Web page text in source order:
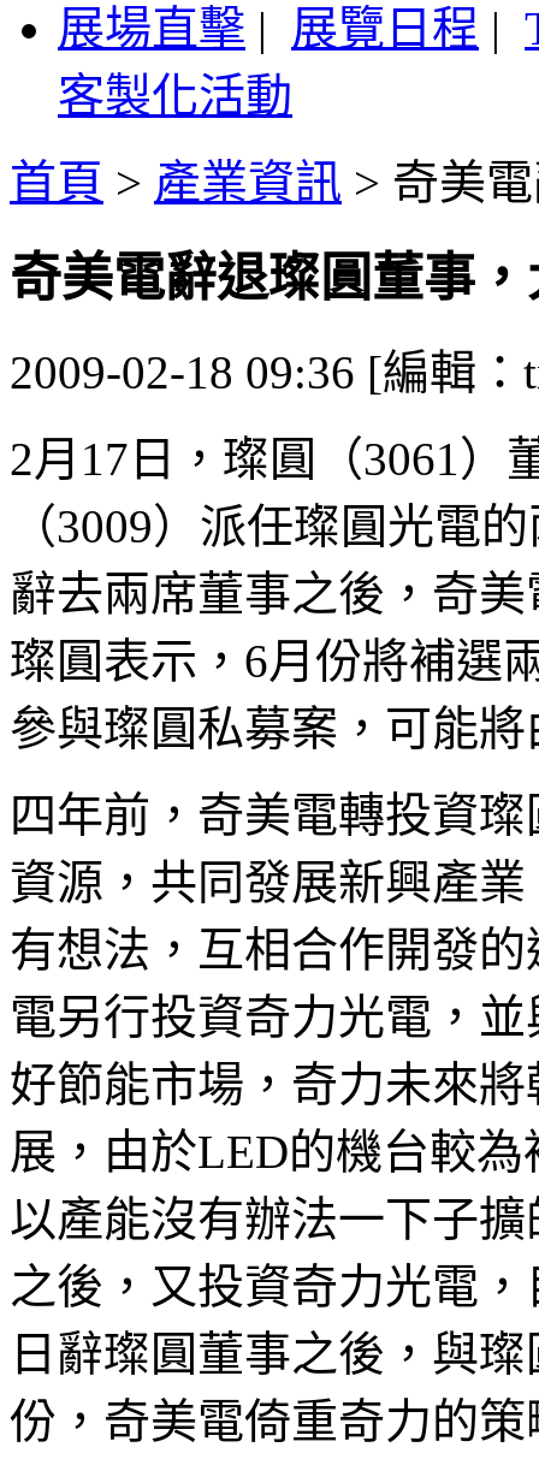
展場直擊 | 展覽日程 |
客製化活動
首頁 > 產業資訊 > 奇美
奇美電辭退璨圓董事
2009-02-18 09:36 [編輯：
2月17日，璨圓（3061）
（3009）派任璨圓光電
辭去兩席董事之後，奇
璨圓表示，6月份將補選
參與璨圓私募案，可能
四年前，奇美電轉投資
資源，共同發展新興產
有想法，互相合作開發
電另行投資奇力光電，
好節能市場，奇力未來
展，由於LED的機台較
以產能沒有辦法一下子
之後，又投資奇力光電
日辭璨圓董事之後，與
份，奇美電倚重奇力的